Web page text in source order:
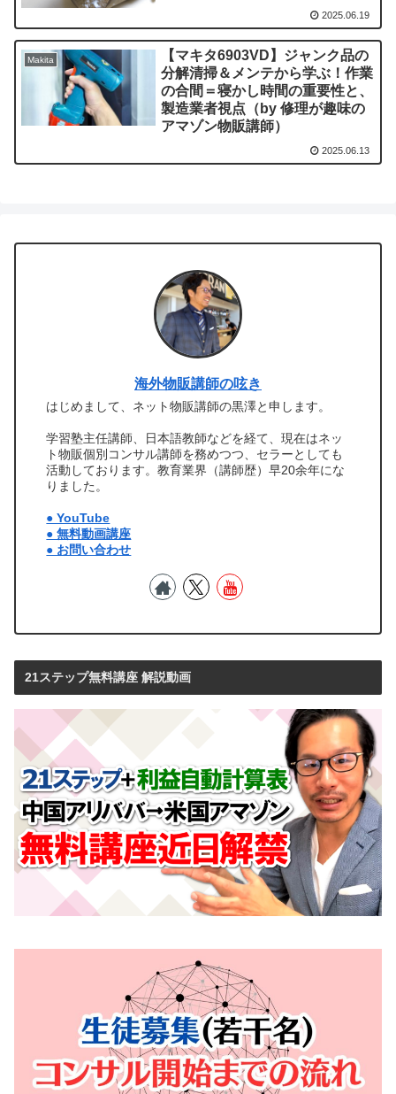
2025.06.19
Makita
【マキタ6903VD】ジャンク品の
分解清掃＆メンテから学ぶ！作業
の合間＝寝かし時間の重要性と、
製造業者視点（by 修理が趣味の
アマゾン物販講師）
2025.06.13
海外物販講師の呟き
はじめまして、ネット物販講師の黒澤と申します。
学習塾主任講師、日本語教師などを経て、現在はネッ
ト物販個別コンサル講師を務めつつ、セラーとしても
活動しております。教育業界（講師歴）早20余年にな
りました。
● YouTube
● 無料動画講座
● お問い合わせ
21ステップ無料講座 解説動画